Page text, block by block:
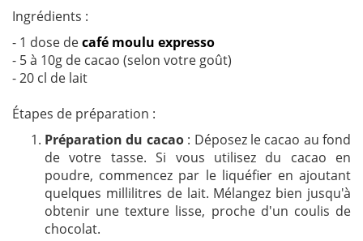
Ingrédients :
- 1 dose decafé moulu expresso
- 5 à 10g de cacao (selon votre goût)
- 20 cl de lait
Étapes de préparation :
Préparation du cacao: Déposez le cacao au fond
de votre tasse. Si vous utilisez du cacao en
poudre, commencez par le liquéfier en ajoutant
quelques millilitres de lait. Mélangez bien jusqu'à
obtenir une texture lisse, proche d'un coulis de
chocolat.